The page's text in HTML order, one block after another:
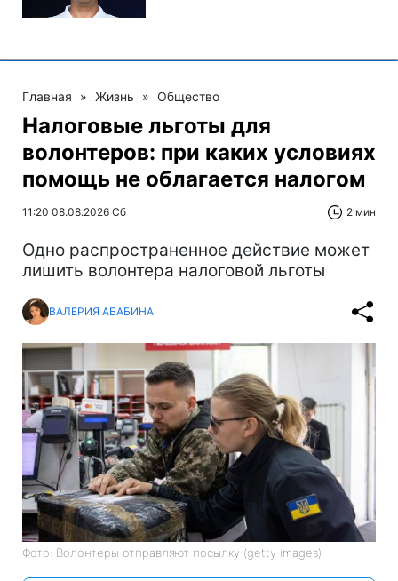
Главная » Жизнь » Общество
Налоговые льготы для
волонтеров: при каких условиях
помощь не облагается налогом
11:20 08.08.2026 Сб 2 мин
Одно распространенное действие может
лишить волонтера налоговой льготы
ВАЛЕРИЯ АБАБИНА
Фото: Волонтеры отправляют посылку (getty images)